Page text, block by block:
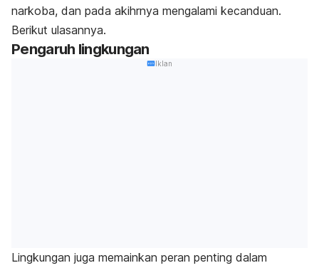
narkoba, dan pada akihrnya mengalami kecanduan.
Berikut ulasannya.
Pengaruh lingkungan
Iklan
Lingkungan juga memainkan peran penting dalam